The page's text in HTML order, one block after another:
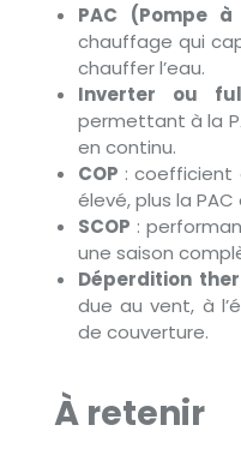
PAC (Pompe
chauffage qui
chauffer l’eau.
Inverter ou
permettant à la
en continu.
COP : coefficient
élevé, plus la
SCOP :
une saison
Déperdition
due au vent, à
de couverture.
À retenir